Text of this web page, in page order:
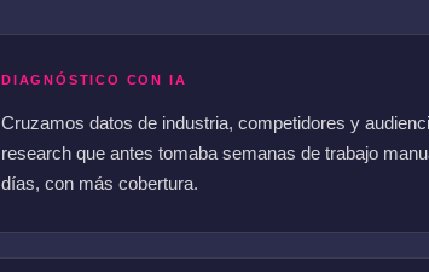
DIAGNÓSTICO CON IA
Cruzamos datos de industria, competidores y
research que antes tomaba semanas de trabajo
días, con más cobertura.